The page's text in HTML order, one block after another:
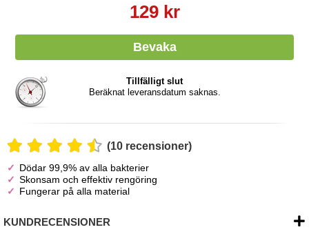
129 kr
Tillfälligt slut
Beräknat leveransdatum saknas.
(10 recensioner)
Dödar 99,9% av alla bakterier
Skonsam och effektiv rengöring
Fungerar på alla material
KUNDRECENSIONER